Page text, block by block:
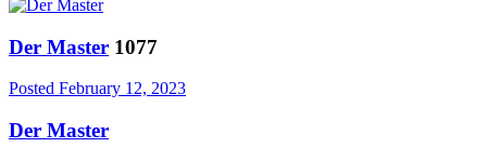
Der Master 1077
Posted February 12, 2023
Der Master